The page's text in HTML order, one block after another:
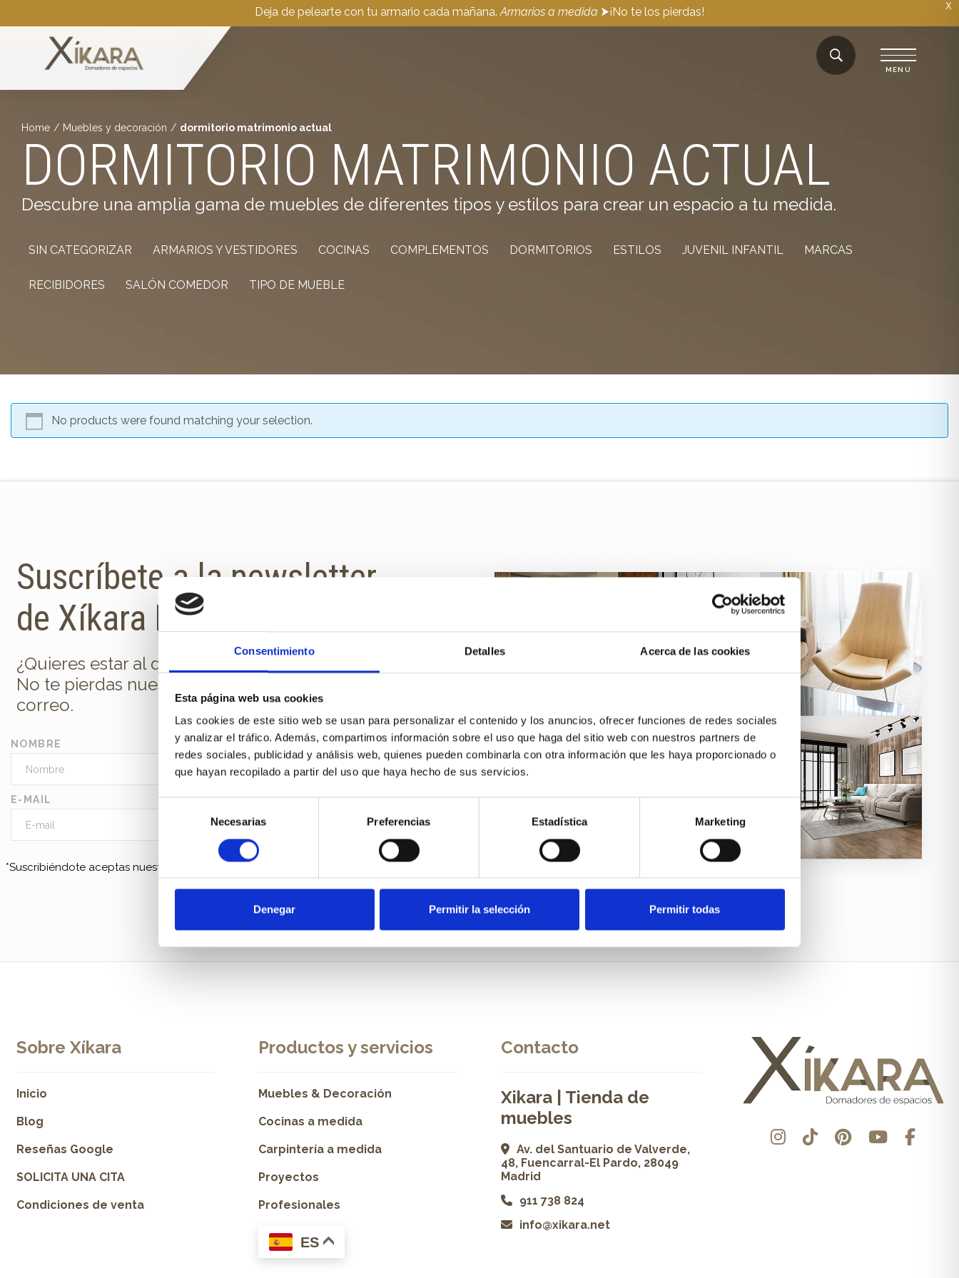
Consentimiento Detalles Acerca de las cookies
Esta página web usa cookies
Las cookies de este sitio web se usan para personalizar el contenido y los anuncios, ofrecer funciones de redes sociales
y analizar el tráfico. Además, compartimos información sobre el uso que haga del sitio web con nuestros partners de
redes sociales, publicidad y análisis web, quienes pueden combinarla con otra información que les haya proporcionado o
que hayan recopilado a partir del uso que haya hecho de sus servicios.
consentimiento
Necesarias Preferencias Estadística Marketing
Denegar Permitir la selección Permitir todas
X
Deja de pelearte con tu armario cada mañana. Armarios a medida ⮞¡No te los pierdas!
Home / Muebles y decoración / dormitorio matrimonio actual
DORMITORIO MATRIMONIO ACTUAL
Descubre una amplia gama de muebles de diferentes tipos y estilos para crear un espacio a tu medida.
SIN CATEGORIZAR ARMARIOS Y VESTIDORES COCINAS COMPLEMENTOS DORMITORIOS ESTILOS JUVENIL INFANTIL MARCAS
RECIBIDORES SALÓN COMEDOR TIPO DE MUEBLE
No products were found matching your selection.
Suscríbete a la newsletter
de Xíkara Interiores
¿Quieres estar al día de todas las novedades?
No te pierdas nuestra newsletter en tu
correo.
NOMBRE
E-MAIL
*Suscribiéndote aceptas nuestra
Sobre Xíkara
Inicio
Blog
Reseñas Google
SOLICITA UNA CITA
Condiciones de venta
Productos y servicios
Muebles & Decoración
Cocinas a medida
Carpintería a medida
Proyectos
Profesionales
ES
Contacto
Xikara | Tienda de
muebles
Av. del Santuario de Valverde,
48, Fuencarral-El Pardo, 28049
Madrid
911 738 824
info@xikara.net